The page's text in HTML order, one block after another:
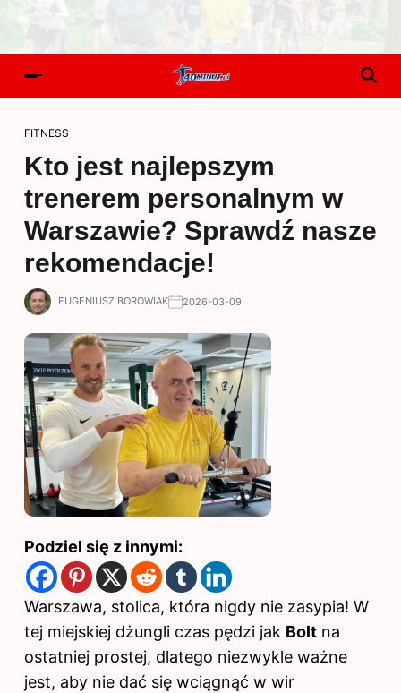
FITNESS
Kto jest najlepszym
trenerem personalnym w
Warszawie? Sprawdź nasze
rekomendacje!
EUGENIUSZ BOROWIAK 2026-03-09
Podziel się z innymi:
Warszawa, stolica, która nigdy nie zasypia! W
tej miejskiej dżungli czas pędzi jak Bolt na
ostatniej prostej, dlatego niezwykle ważne
jest, aby nie dać się wciągnąć w wir